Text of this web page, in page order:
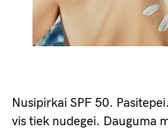
Nusipirkai SPF 50.
vis tiek nudegei. Dauguma